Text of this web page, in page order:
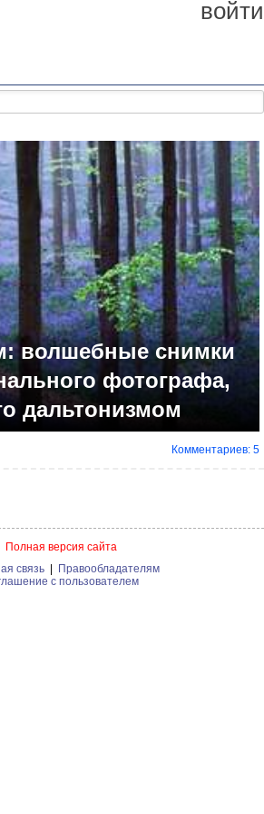
войти
волшебные снимки
фотографа,
дальтонизмом
Комментариев: 5
Полная версия сайта
связь | Правообладателям
с пользователем